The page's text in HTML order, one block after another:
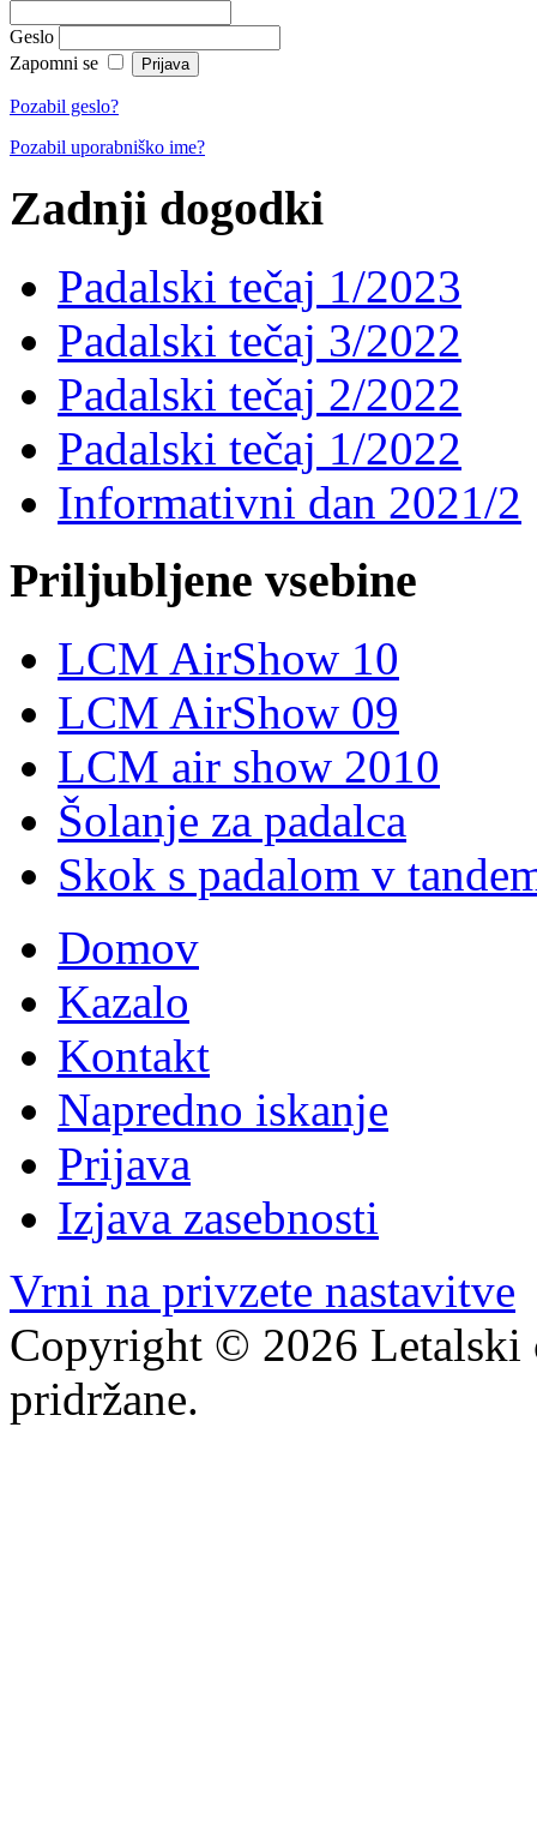
Geslo
Zapomni se
Pozabil geslo?
Pozabil uporabniško ime?
Zadnji dogodki
Padalski tečaj 1/2023
Padalski tečaj 3/2022
Padalski tečaj 2/2022
Padalski tečaj 1/2022
Informativni dan 2021/2
Priljubljene vsebine
LCM AirShow 10
LCM AirShow 09
LCM air show 2010
Šolanje za padalca
Skok s padalom v
Domov
Kazalo
Kontakt
Napredno iskanje
Prijava
Izjava zasebnosti
Vrni na privzete nastavitve
Copyright © 2026 Letalski
pridržane.